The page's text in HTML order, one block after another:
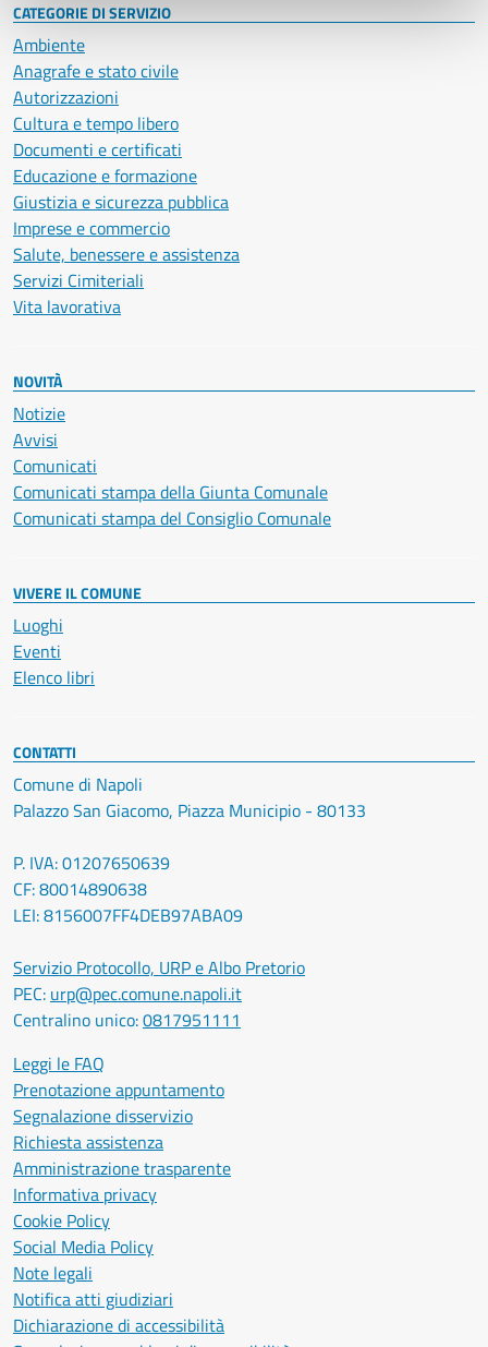
CATEGORIE DI SERVIZIO
Ambiente
Anagrafe e stato civile
Autorizzazioni
Cultura e tempo libero
Documenti e certificati
Educazione e formazione
Giustizia e sicurezza pubblica
Imprese e commercio
Salute, benessere e assistenza
Servizi Cimiteriali
Vita lavorativa
NOVITÀ
Notizie
Avvisi
Comunicati
Comunicati stampa della Giunta Comunale
Comunicati stampa del Consiglio Comunale
VIVERE IL COMUNE
Luoghi
Eventi
Elenco libri
CONTATTI
Comune di Napoli
Palazzo San Giacomo, Piazza Municipio - 80133
P. IVA: 01207650639
CF: 80014890638
LEI: 8156007FF4DEB97ABA09
Servizio Protocollo, URP e Albo Pretorio
PEC: urp@pec.comune.napoli.it
Centralino unico:0817951111
Leggi le FAQ
Prenotazione appuntamento
Segnalazione disservizio
Richiesta assistenza
Amministrazione trasparente
Informativa privacy
Cookie Policy
Social Media Policy
Note legali
Notifica atti giudiziari
Dichiarazione di accessibilità